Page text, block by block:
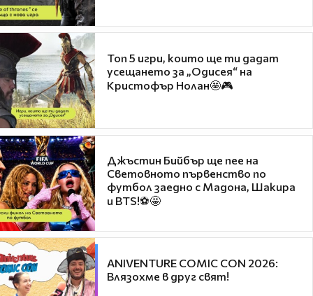
Топ 5 игри, които ще ти дадат
усещането за „Одисея“ на
Кристофър Нолан🤩🎮
Джъстин Бийбър ще пее на
Световното първенство по
футбол заедно с Мадона, Шакира
и BTS!⚽🤩
ANIVENTURE COMIC CON 2026:
Влязохме в друг свят!